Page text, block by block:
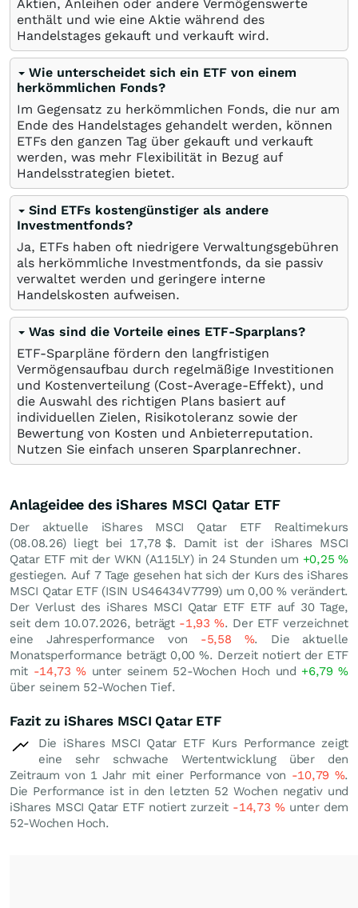
Aktien, Anleihen oder andere Vermögenswerte
enthält und wie eine Aktie während des
Handelstages gekauft und verkauft wird.
Wie unterscheidet sich ein ETF von einem
herkömmlichen Fonds?
Im Gegensatz zu herkömmlichen Fonds, die nur am
Ende des Handelstages gehandelt werden, können
ETFs den ganzen Tag über gekauft und verkauft
werden, was mehr Flexibilität in Bezug auf
Handelsstrategien bietet.
Sind ETFs kostengünstiger als andere
Investmentfonds?
Ja, ETFs haben oft niedrigere Verwaltungsgebühren
als herkömmliche Investmentfonds, da sie passiv
verwaltet werden und geringere interne
Handelskosten aufweisen.
Was sind die Vorteile eines ETF-Sparplans?
ETF-Sparpläne fördern den langfristigen
Vermögensaufbau durch regelmäßige Investitionen
und Kostenverteilung (Cost-Average-Effekt), und
die Auswahl des richtigen Plans basiert auf
individuellen Zielen, Risikotoleranz sowie der
Bewertung von Kosten und Anbieterreputation.
Nutzen Sie einfach unseren Sparplanrechner.
Anlageidee des iShares MSCI Qatar ETF
Der aktuelle iShares MSCI Qatar ETF Realtimekurs
(08.08.26) liegt bei 17,78 $. Damit ist der iShares MSCI
Qatar ETF mit der WKN (A115LY) in 24 Stunden um +0,25%
gestiegen. Auf 7 Tage gesehen hat sich der Kurs des iShares
MSCI Qatar ETF (ISIN US46434V7799) um 0,00%verändert.
Der Verlust des iShares MSCI Qatar ETF ETF auf 30 Tage,
seit dem 10.07.2026, beträgt -1,93%. Der ETF verzeichnet
eine Jahresperformance von -5,58 %. Die aktuelle
Monatsperformance beträgt 0,00%. Derzeit notiert der ETF
mit -14,73% unter seinem 52-Wochen Hoch und +6,79%
über seinem 52-Wochen Tief.
Fazit zu iShares MSCI Qatar ETF
Die iShares MSCI Qatar ETF Kurs Performance zeigt
eine sehr schwache Wertentwicklung über den
Zeitraum von 1 Jahr mit einer Performance von -10,79 %.
Die Performance ist in den letzten 52 Wochen negativ und
iShares MSCI Qatar ETF notiert zurzeit -14,73 %unter dem
52-Wochen Hoch.